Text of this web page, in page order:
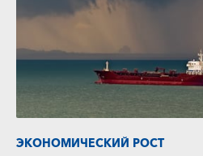
ЭКОНОМИЧЕСКИЙ РОСТ